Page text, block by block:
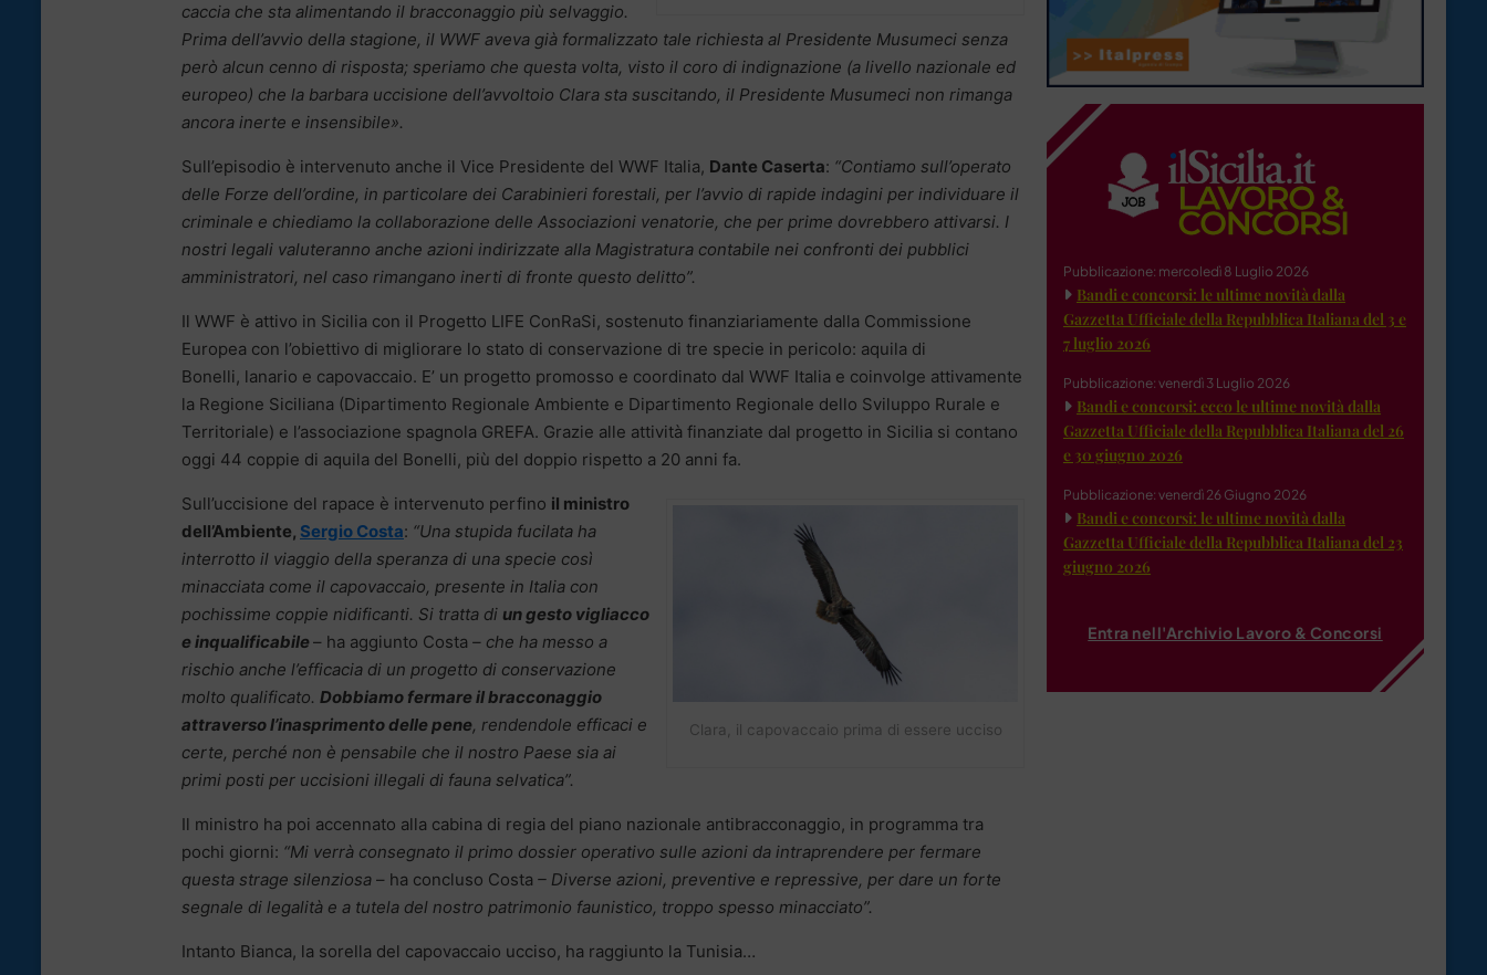
caccia che sta alimentando il bracconaggio più selvaggio.
Prima dell’avvio della stagione, il WWF aveva già formalizzato tale richiesta al Presidente Musumeci senza
però alcun cenno di risposta; speriamo che questa volta, visto il coro di indignazione (a livello nazionale ed
europeo) che la barbara uccisione dell’avvoltoio Clara sta suscitando, il Presidente Musumeci non rimanga
ancora inerte e insensibile».
Sull’episodio è intervenuto anche il Vice Presidente del WWF Italia, Dante Caserta: “Contiamo sull’operato
delle Forze dell’ordine, in particolare dei Carabinieri forestali, per l’avvio di rapide indagini per individuare il
criminale e chiediamo la collaborazione delle Associazioni venatorie, che per prime dovrebbero attivarsi. I
nostri legali valuteranno anche azioni indirizzate alla Magistratura contabile nei confronti dei pubblici
amministratori, nel caso rimangano inerti di fronte questo delitto”.
Il WWF è attivo in Sicilia con il Progetto LIFE ConRaSi, sostenuto finanziariamente dalla Commissione
Europea con l’obiettivo di migliorare lo stato di conservazione di tre specie in pericolo: aquila di
Bonelli, lanario e capovaccaio. E’ un progetto promosso e coordinato dal WWF Italia e coinvolge attivamente
la Regione Siciliana (Dipartimento Regionale Ambiente e Dipartimento Regionale dello Sviluppo Rurale e
Territoriale) e l’associazione spagnola GREFA. Grazie alle attività finanziate dal progetto in Sicilia si contano
oggi 44 coppie di aquila del Bonelli, più del doppio rispetto a 20 anni fa.
Clara, il capovaccaio prima di essere ucciso
Sull’uccisione del rapace è intervenuto perfino il ministro
dell’Ambiente, Sergio Costa: “Una stupida fucilata ha
interrotto il viaggio della speranza di una specie così
minacciata come il capovaccaio, presente in Italia con
pochissime coppie nidificanti. Si tratta di un gesto vigliacco
e inqualificabile– ha aggiunto Costa – che ha messo a
rischio anche l’efficacia di un progetto di conservazione
molto qualificato. Dobbiamo fermare il bracconaggio
attraverso l’inasprimento delle pene, rendendole efficaci e
certe, perché non è pensabile che il nostro Paese sia ai
primi posti per uccisioni illegali di fauna selvatica”.
Il ministro ha poi accennato alla cabina di regia del piano nazionale antibracconaggio, in programma tra
pochi giorni: “Mi verrà consegnato il primo dossier operativo sulle azioni da intraprendere per fermare
questa strage silenziosa – ha concluso Costa – Diverse azioni, preventive e repressive, per dare un forte
segnale di legalità e a tutela del nostro patrimonio faunistico, troppo spesso minacciato”.
Intanto Bianca, la sorella del capovaccaio ucciso, ha raggiunto la Tunisia…
Pubblicazione: mercoledì 8 Luglio 2026
Bandi e concorsi: le ultime novità dalla
Gazzetta Ufficiale della Repubblica Italiana del 3 e
7 luglio 2026
Pubblicazione: venerdì 3 Luglio 2026
Bandi e concorsi: ecco le ultime novità dalla
Gazzetta Ufficiale della Repubblica Italiana del 26
e 30 giugno 2026
Pubblicazione: venerdì 26 Giugno 2026
Bandi e concorsi: le ultime novità dalla
Gazzetta Ufficiale della Repubblica Italiana del 23
giugno 2026
Entra nell'Archivio Lavoro & Concorsi